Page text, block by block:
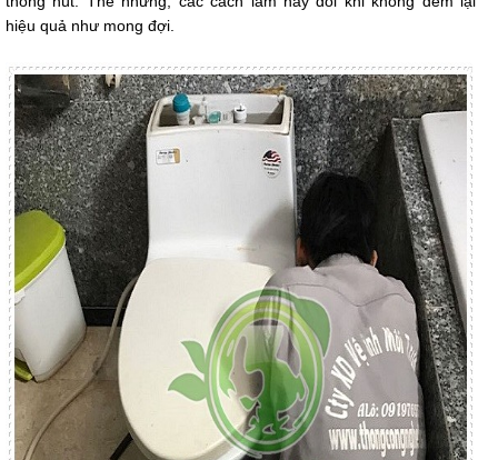
hiệu quả như mong đợi.